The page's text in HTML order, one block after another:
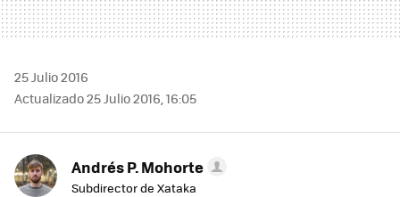
25 Julio 2016
Actualizado 25 Julio 2016, 16:05
Andrés P. Mohorte
Subdirector de Xataka